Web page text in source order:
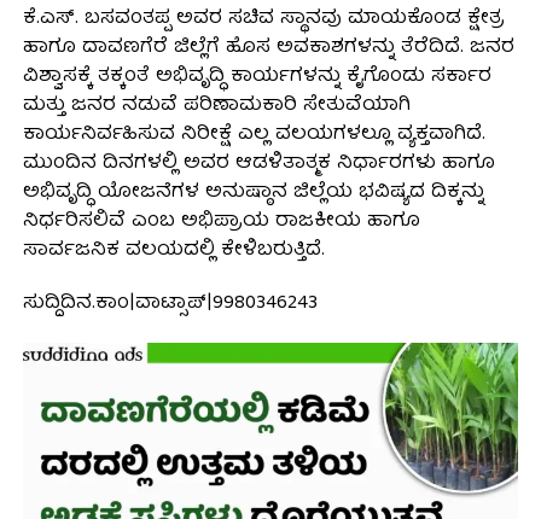
ಕೆ.ಎಸ್. ಬಸವಂತಪ್ಪ ಅವರ ಸಚಿವ ಸ್ಥಾನವು ಮಾಯಕೊಂಡ ಕ್ಷೇತ್ರ
ಹಾಗೂ ದಾವಣಗೆರೆ ಜಿಲ್ಲೆಗೆ ಹೊಸ ಅವಕಾಶಗಳನ್ನು ತೆರೆದಿದೆ. ಜನರ
ವಿಶ್ವಾಸಕ್ಕೆ ತಕ್ಕಂತೆ ಅಭಿವೃದ್ಧಿ ಕಾರ್ಯಗಳನ್ನು ಕೈಗೊಂಡು ಸರ್ಕಾರ
ಮತ್ತು ಜನರ ನಡುವೆ ಪರಿಣಾಮಕಾರಿ ಸೇತುವೆಯಾಗಿ
ಕಾರ್ಯನಿರ್ವಹಿಸುವ ನಿರೀಕ್ಷೆ ಎಲ್ಲ ವಲಯಗಳಲ್ಲೂ ವ್ಯಕ್ತವಾಗಿದೆ.
ಮುಂದಿನ ದಿನಗಳಲ್ಲಿ ಅವರ ಆಡಳಿತಾತ್ಮಕ ನಿರ್ಧಾರಗಳು ಹಾಗೂ
ಅಭಿವೃದ್ಧಿ ಯೋಜನೆಗಳ ಅನುಷ್ಠಾನ ಜಿಲ್ಲೆಯ ಭವಿಷ್ಯದ ದಿಕ್ಕನ್ನು
ನಿರ್ಧರಿಸಲಿವೆ ಎಂಬ ಅಭಿಪ್ರಾಯ ರಾಜಕೀಯ ಹಾಗೂ
ಸಾರ್ವಜನಿಕ ವಲಯದಲ್ಲಿ ಕೇಳಿಬರುತ್ತಿದೆ.
ಸುದ್ದಿದಿನ.ಕಾಂ|ವಾಟ್ಸಾಪ್|9980346243